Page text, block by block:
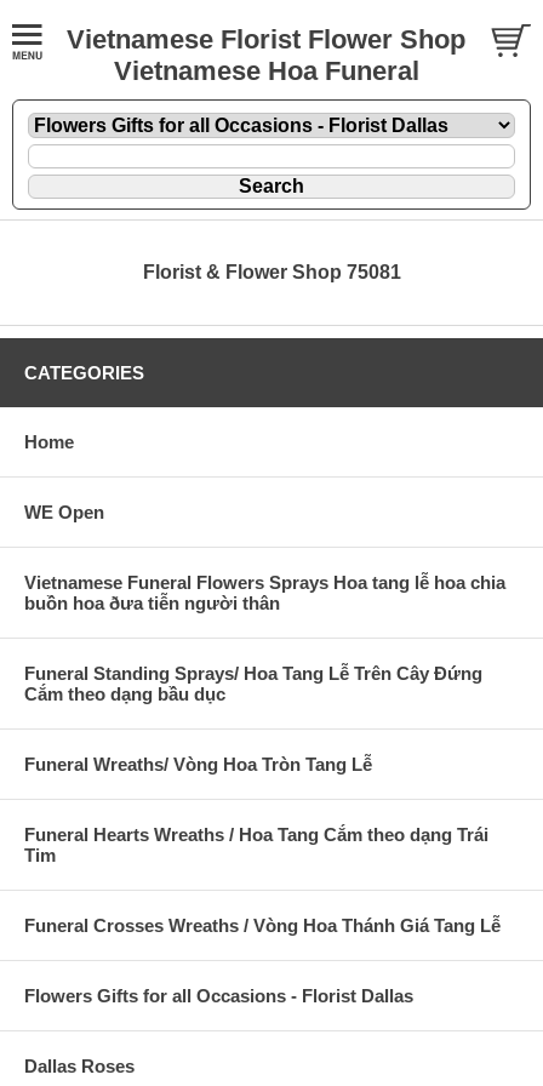
Vietnamese Florist Flower Shop
Vietnamese Hoa Funeral
Florist & Flower Shop 75081
CATEGORIES
Home
WE Open
Vietnamese Funeral Flowers Sprays Hoa tang lễ hoa chia
buồn hoa ðưa tiễn người thân
Funeral Standing Sprays/ Hoa Tang Lễ Trên Cây Đứng
Cắm theo dạng bầu dục
Funeral Wreaths/ Vòng Hoa Tròn Tang Lễ
Funeral Hearts Wreaths / Hoa Tang Cắm theo dạng Trái
Tim
Funeral Crosses Wreaths / Vòng Hoa Thánh Giá Tang Lễ
Flowers Gifts for all Occasions - Florist Dallas
Dallas Roses